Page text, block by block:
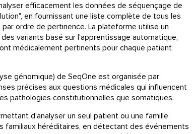
efficacement les données de séquençage de
en fournissant une liste complète de tous les
ordre de pertinence. La plateforme utilise un
variants basé sur l'apprentissage automatique,
médicalement pertinents pour chaque patient
génomique) de SeqOne est organisée par
précises aux questions médicales qui influencent
pathologies constitutionnelles que somatiques.
d'analyser un seul patient ou une famille
familiaux héréditaires, en détectant des événements